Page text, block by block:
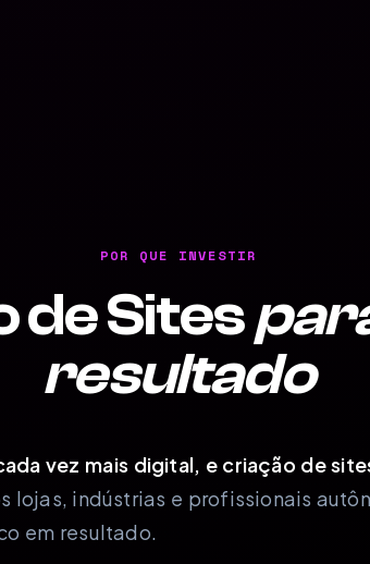
POR QUE INVESTIR
de Sites
resultado
vez mais digital, e criação de
lojas, indústrias e profissionais
em resultado.